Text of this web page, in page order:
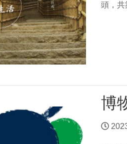
頭，共
博